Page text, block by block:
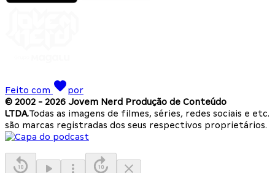
Feito com
por
© 2002 - 2026 Jovem Nerd Produção de Conteúdo
LTDA.Todas as imagens de filmes, séries, redes sociais e etc.
são marcas registradas dos seus respectivos proprietários.